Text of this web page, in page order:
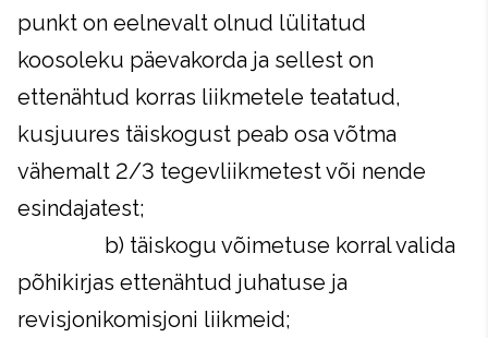
punkt on eelnevalt olnud lülitatud
koosoleku päevakorda ja sellest on
ettenähtud korras liikmetele teatatud,
kusjuures täiskogust peab osa võtma
vähemalt 2/3 tegevliikmetest või nende
esindajatest;
b) täiskogu võimetuse korral valida
põhikirjas ettenähtud juhatuse ja
revisjonikomisjoni liikmeid;